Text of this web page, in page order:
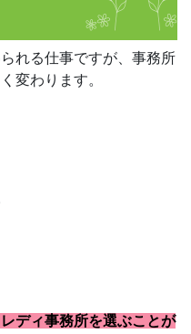
れる仕事ですが、事務所
変わります。
ディ事務所を選ぶことが